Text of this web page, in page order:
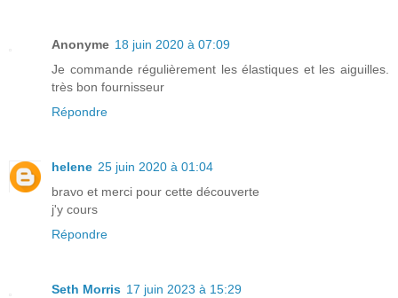
Anonyme 18 juin 2020 à 07:09
Je commande régulièrement les élastiques et les aiguilles.
très bon fournisseur
Répondre
helene 25 juin 2020 à 01:04
bravo et merci pour cette découverte
j'y cours
Répondre
Seth Morris 17 juin 2023 à 15:29